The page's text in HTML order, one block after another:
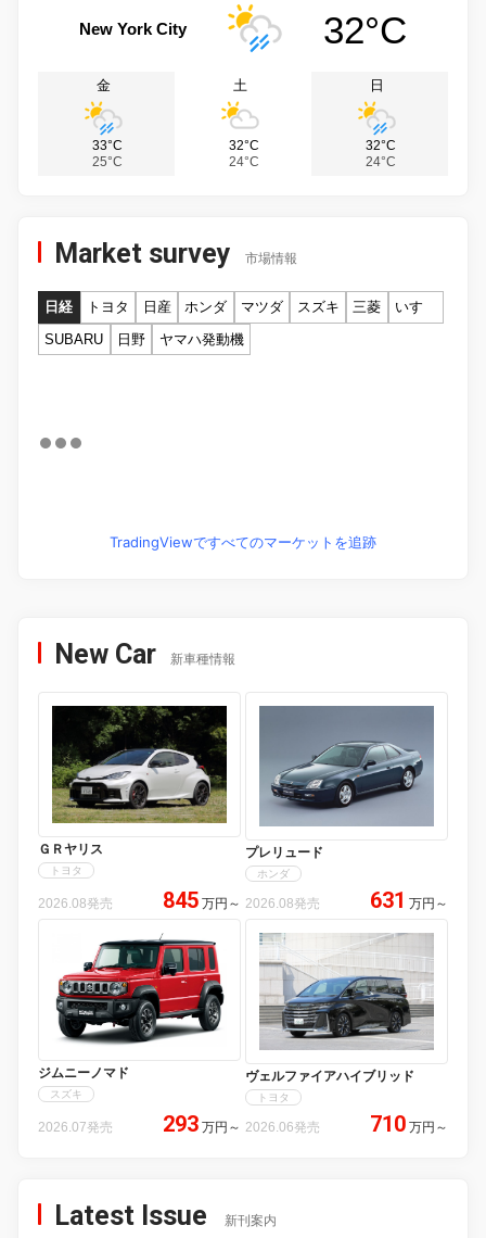
New York City 32°C
金
33°C
25°C
土
32°C
24°C
日
32°C
24°C
Market survey 市場情報
日経 トヨタ 日産 ホンダ マツダ スズキ 三菱
いすゞ
SUBARU
日野 ヤマハ発動機
TradingViewですべてのマーケットを追跡
New Car 新車種情報
ＧＲヤリス
トヨタ
2026.08発売 845 万円 ～
プレリュード
ホンダ
2026.08発売 631 万円 ～
ジムニーノマド
スズキ
2026.07発売 293 万円 ～
ヴェルファイアハイブリッド
トヨタ
2026.06発売 710 万円 ～
Latest Issue 新刊案内